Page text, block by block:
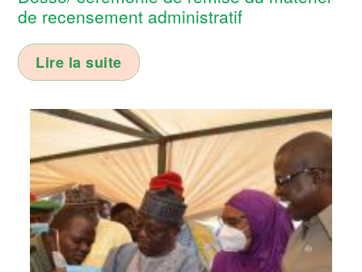
de recensement administratif
Lire la suite